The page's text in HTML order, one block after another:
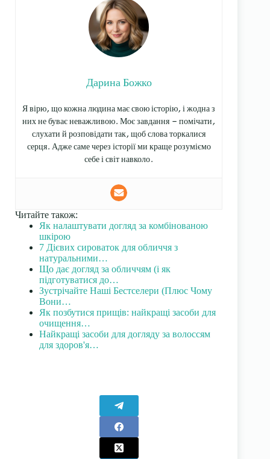
Дарина Божко
Я вірю, що кожна людина має свою історію, і жодна з
них не буває неважливою. Моє завдання — помічати,
слухати й розповідати так, щоб слова торкалися
серця. Адже саме через історії ми краще розуміємо
себе і світ навколо.
Читайте також:
Як налаштувати догляд за комбінованою
шкірою
7 Дієвих сироваток для обличчя з
натуральними…
Що дає догляд за обличчям (і як
підготуватися до…
Зустрічайте Наші Бестселери (Плюс Чому
Вони…
Як позбутися прищів: найкращі засоби для
очищення…
Найкращі засоби для догляду за волоссям
для здоров'я…